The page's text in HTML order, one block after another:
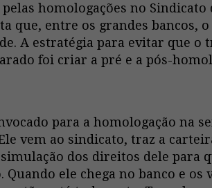
homologações no Sindicato
que, entre os grandes bancos,
A estratégia para evitar que o
foi criar a pré e a pós-
para a homologação na
vem ao sindicato, traz a
dos direitos dele para
ele chega no banco e os